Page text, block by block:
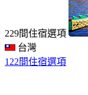
229間住宿選項
台灣
122間住宿選項